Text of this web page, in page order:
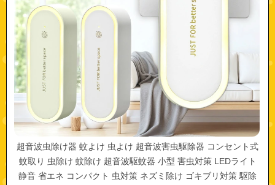
超音波虫除け器 蚊よけ 虫よけ 超音波害虫駆除器 コンセント式
蚊取り 虫除け 蚊除け 超音波駆蚊器 小型 害虫対策 LEDライト
静音 省エネ コンパクト 虫対策 ネズミ除け ゴキブリ対策 駆除